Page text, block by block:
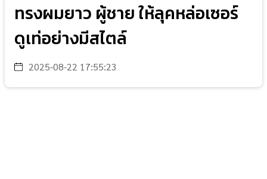
ทรงผมยาว ผู้ชาย ให้ลุคหล่อเซอร์
ดูเท่อย่างมีสไตล์
2025-08-22 17:55:23